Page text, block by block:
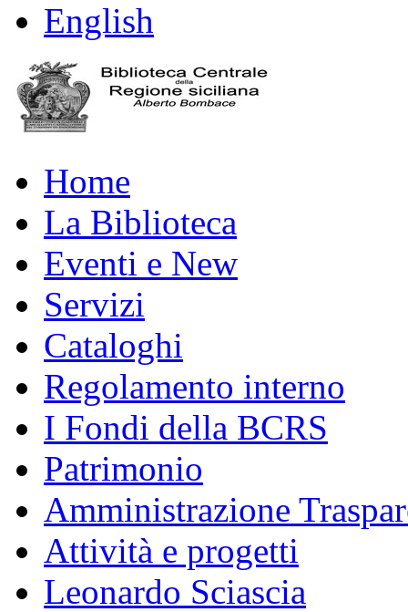
English
Home
La Biblioteca
Eventi e New
Servizi
Cataloghi
Regolamento interno
I Fondi della BCRS
Patrimonio
Amministrazione
Attività e progetti
Leonardo Sciascia